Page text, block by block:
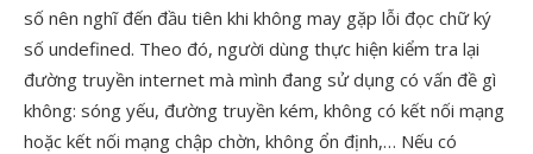
số nên nghĩ đến đầu tiên khi không may gặp lỗi đọc chữ ký
số undefined. Theo đó, người dùng thực hiện kiểm tra lại
đường truyền internet mà mình đang sử dụng có vấn đề gì
không: sóng yếu, đường truyền kém, không có kết nối mạng
hoặc kết nối mạng chập chờn, không ổn định,… Nếu có